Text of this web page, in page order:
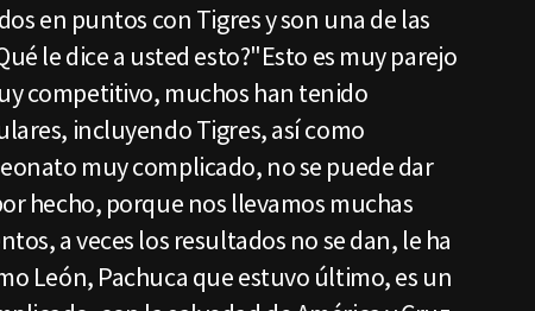
en puntos con Tigres y son una de las
le dice a usted esto?"Esto es muy parejo
competitivo, muchos han tenido
incluyendo Tigres, así como
muy complicado, no se puede dar
hecho, porque nos llevamos muchas
a veces los resultados no se dan, le ha
León, Pachuca que estuvo último, es un